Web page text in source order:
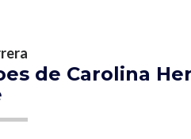
de Carolina